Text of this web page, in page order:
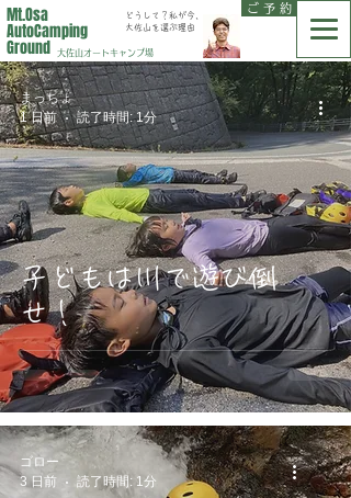
大佐山オートキャンプ場
ご 予 約
Mt.Osa
AutoCamping
Ground
どうして？私が今、
大佐山を選ぶ理由
子どもは川で遊び倒
せ！
まっちょ
1 日前
読了時間: 1分
ゴロー
3 日前
読了時間: 1分